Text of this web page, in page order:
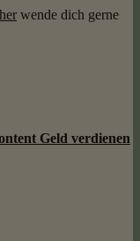
wende dich gerne
Geld verdienen